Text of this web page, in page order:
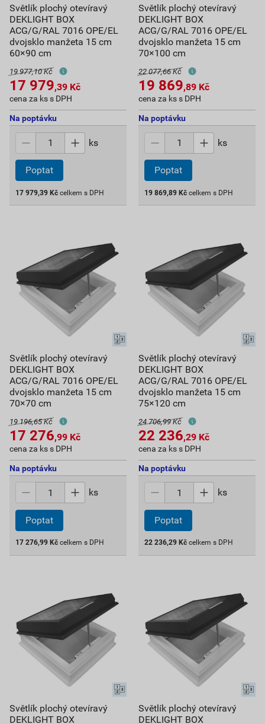
Světlík plochý otevíravý
DEKLIGHT BOX
ACG/G/RAL 7016 OPE/EL
dvojsklo manžeta 15 cm
60×90 cm
19 977,10 Kč
17 979,39 Kč
cena za ks s DPH
Na poptávku
ks
Poptat
17 979,39 Kč celkem s DPH
Světlík plochý otevíravý
DEKLIGHT BOX
ACG/G/RAL 7016 OPE/EL
dvojsklo manžeta 15 cm
70×100 cm
22 077,66 Kč
19 869,89 Kč
cena za ks s DPH
Na poptávku
ks
Poptat
19 869,89 Kč celkem s DPH
Světlík plochý otevíravý
DEKLIGHT BOX
ACG/G/RAL 7016 OPE/EL
dvojsklo manžeta 15 cm
70×70 cm
19 196,65 Kč
17 276,99 Kč
cena za ks s DPH
Na poptávku
ks
Poptat
17 276,99 Kč celkem s DPH
Světlík plochý otevíravý
DEKLIGHT BOX
ACG/G/RAL 7016 OPE/EL
dvojsklo manžeta 15 cm
75×120 cm
24 706,99 Kč
22 236,29 Kč
cena za ks s DPH
Na poptávku
ks
Poptat
22 236,29 Kč celkem s DPH
Světlík plochý otevíravý
DEKLIGHT BOX
Světlík plochý otevíravý
DEKLIGHT BOX